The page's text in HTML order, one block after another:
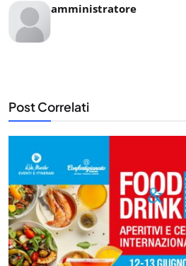
amministratore
Post Correlati